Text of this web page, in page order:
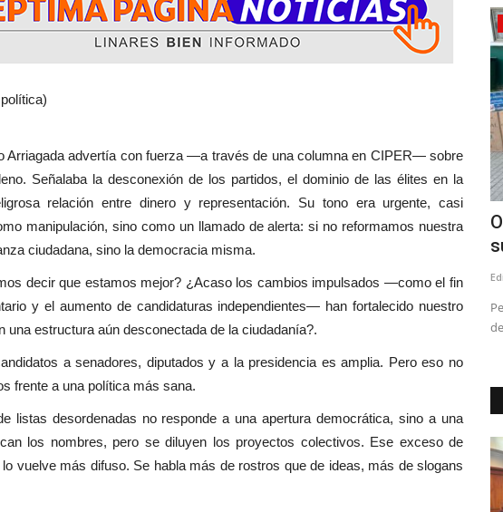
advertía con fuerza —a través de una columna en CIPER— sobre
Señalaba la desconexión de los partidos, el dominio de las élites en la
relación entre dinero y representación. Su tono era urgente, casi
manipulación, sino como un llamado de alerta: si no reformamos nuestra
ciudadana, sino la democracia misma.
decir que estamos mejor? ¿Acaso los cambios impulsados —como el fin
y el aumento de candidaturas independientes— han fortalecido nuestro
estructura aún desconectada de la ciudadanía?.
a senadores, diputados y a la presidencia es amplia. Pero eso no
frente a una política más sana.
listas desordenadas no responde a una apertura democrática, sino a una
los nombres, pero se diluyen los proyectos colectivos. Ese exceso de
vuelve más difuso. Se habla más de rostros que de ideas, más de slogans
Costa
los liceos de Pelluhue y
Tribunales
(VIDEO) Profesor acusado de abuso
sexual contra niños de...
Editora Abril 20, 2026 657
El acusado, Sergio Maureira, se desempeñaba como docente
de educación musical en...